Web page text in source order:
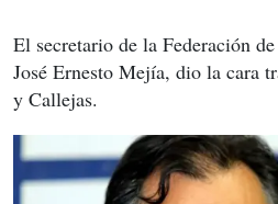
El secretario de la Federación
José Ernesto Mejía, dio la cara
y Callejas.